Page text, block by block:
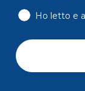
Ho letto e